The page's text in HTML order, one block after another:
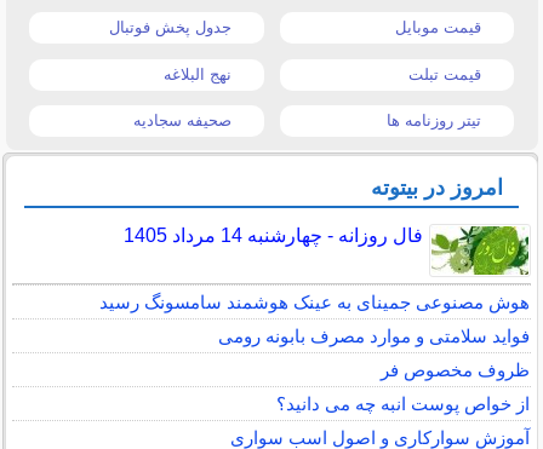
قیمت موبایل جدول پخش فوتبال
قیمت تبلت نهج البلاغه
تیتر روزنامه ها صحیفه سجادیه
امروز در بیتوته
فال روزانه - چهارشنبه 14 مرداد 1405
هوش مصنوعی جمینای به عینک هوشمند سامسونگ رسید
فواید سلامتی و موارد مصرف بابونه رومی
ظروف مخصوص فر
از خواص پوست انبه چه می دانید؟
آموزش سوارکاری و اصول اسب سواری